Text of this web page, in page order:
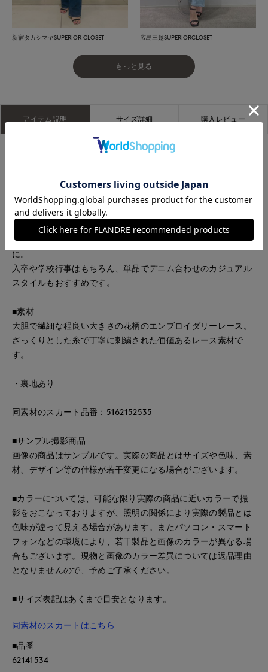
新宿タカシマヤSUPERIOR CLOSET 広島三越SUPERIORCLOSET
もっと見る
アイテム説明 サイズ詳細 購入レビュー
大胆なレースが目を引く半袖ジャケット。
華やかさがありながら、透け感のある裏地で軽やかに着られる
白と黒の2色展開に、こだわりのカラーで仕上げた金ボタンが
上品なアクセント。
羽織るだけでコーディネートを華やかに引き上げてくれます。
同素材のスカートとのセットアップなら、より洗練された印象
に。
入卒や学校行事はもちろん、単品でデニム合わせのカジュアル
スタイルもおすすめです。
■素材
大胆で繊細な程良い大きさの花柄のエンブロイダリーレース。
ざっくりとした糸で丁寧に刺繍された価値あるレース素材で
す。
・裏地あり
同素材のスカート品番：5162152535
■サンプル撮影商品
画像の商品はサンプルです。実際の商品とはサイズや色味、素
材、デザイン等の仕様が若干変更になる場合がございます。
■カラーについては、可能な限り実際の商品に近いカラーで撮
影をおこなっておりますが、照明の関係により実際の製品とは
色味が違って見える場合があります。またパソコン・スマート
フォンなどの環境により、若干製品と画像のカラーが異なる場
合もございます。現物と画像のカラー差異については返品理由
となりませんので、予めご了承ください。
■サイズ表記はあくまで目安となります。
同素材のスカートはこちら
■品番
62141534